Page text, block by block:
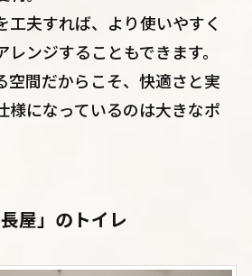
工夫すれば、より使いやすく
ンジすることもできます。
空間だからこそ、快適さと実
様になっているのは大きなポ
屋」のトイレ